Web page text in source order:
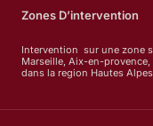
Zones D’intervention
Intervention sur une zone
Marseille, Aix-en-
dans la region Hautes